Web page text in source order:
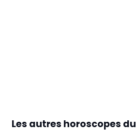
Les autres horoscopes du